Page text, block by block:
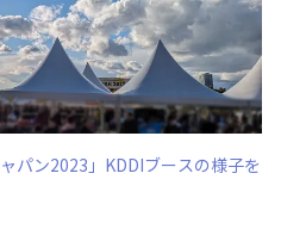
パン2023」KDDIブースの様子を